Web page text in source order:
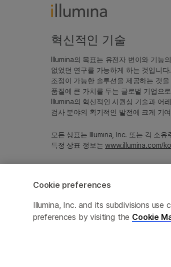
혁신적인 기술
Illumina의 목표는 유전자 변이와 기능
없었던 연구를 가능하게 하는 것입니
조정이 가능한 솔루션을 제공하는 것
품질에 큰 가치를 두는 글로벌 기업으
Illumina의 혁신적인 시퀀싱 기술과 어
검사 분야의 획기적인 발전에 크게 기
모든 상표는 Illumina, Inc. 또는 각 소유
특정 상표 정보는www.illumina.com/
Cookie preferences
Illumina, Inc. and its subdivisions
preferences by visiting the Cookie